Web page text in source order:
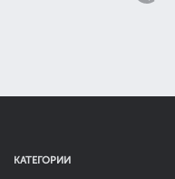
КАТЕГОРИИ